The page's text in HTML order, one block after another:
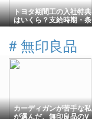
トヨタ期間工の入社特典
はいくら？支給時期・条
件・欠勤ルールを解説
# 無印良品
カーディガンが苦手な私
が選んだ、無印良品のV